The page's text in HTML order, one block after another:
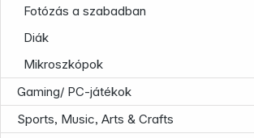
Fotózás a szabadban
Diák
Mikroszkópok
Gaming/ PC-játékok
Sports, Music, Arts & Crafts